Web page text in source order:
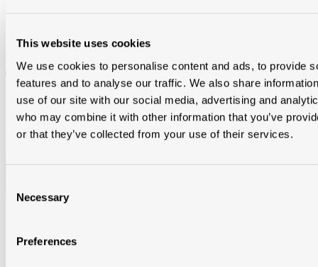
This website uses cookies
We use cookies to personalise content and ads, to provide
features and to analyse our traffic. We also share
use of our site with our social media, advertising and
who may combine it with other information that you’ve
or that they’ve collected from your use of their services.
Selection
Necessary
Preferences
Article en stockdansModde Heule
Sur commandedansToitmat Tournai ,Modde Merelbeke,
Toitmat Frameries, Modde Oostkamp,Toitmat NivellesetModde
Aalst
Prix brut 19,30 € / pc
Quantité de produit : Entrez la quantité souhaitée ou utilisez les
pc
Alu reduction 100/130 mm eur/pc 371446